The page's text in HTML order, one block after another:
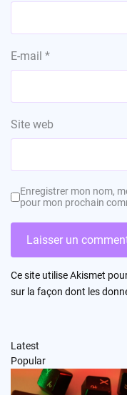
E-mail *
Site web
Enregistrer mon nom,
pour mon prochain
Ce site utilise Akismet
sur la façon dont les
Latest
Popular